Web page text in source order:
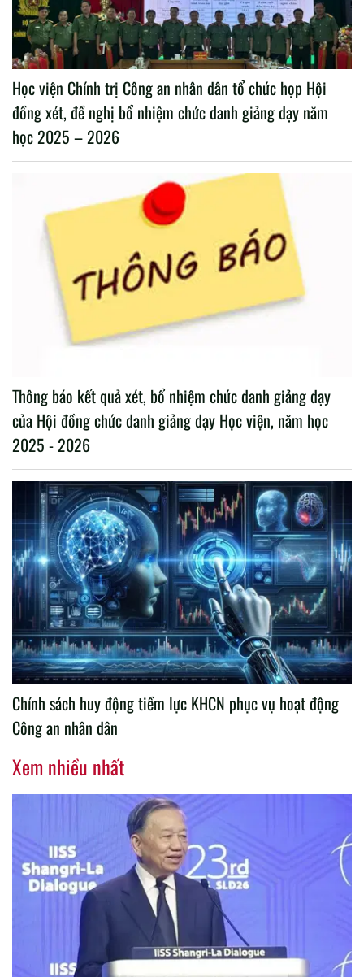
Học viện Chính trị Công an nhân dân tổ chức họp Hội
đồng xét, đề nghị bổ nhiệm chức danh giảng dạy năm
học 2025 – 2026
Thông báo kết quả xét, bổ nhiệm chức danh giảng dạy
của Hội đồng chức danh giảng dạy Học viện, năm học
2025 - 2026
Chính sách huy động tiềm lực KHCN phục vụ hoạt động
Công an nhân dân
Xem nhiều nhất